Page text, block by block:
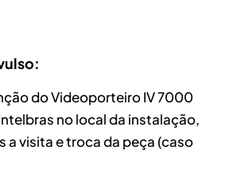
do Videoporteiro IV 7000
no local da instalação,
a visita e troca da peça (caso